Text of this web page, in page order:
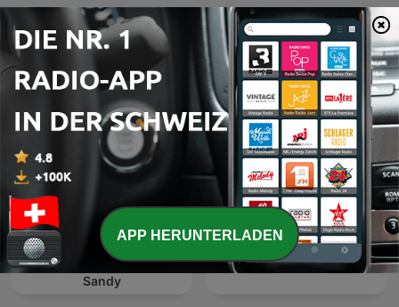
NOSTALGIE ITALIA-Podcasts
Les Matins Nostalgie - La
playlist de Philippe et
Sandy
La Story Nostalgie
APP HERUNTERLADEN